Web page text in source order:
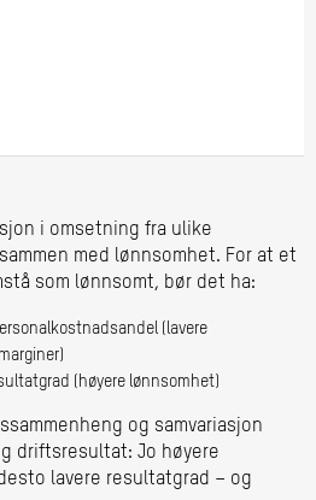
i omsetning fra ulike
med lønnsomhet. For at et
som lønnsomt, bør det ha:
(lavere
(høyere lønnsomhet)
og samvariasjon
driftsresultat: Jo høyere
lavere resultatgrad – og